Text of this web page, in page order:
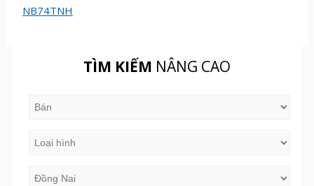
NB74TNH
TÌM KIẾM NÂNG CAO